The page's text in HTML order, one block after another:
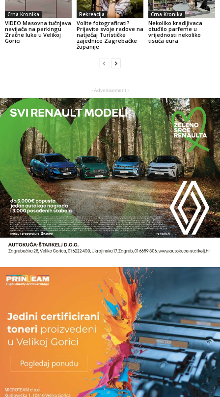
Crna Kronika
VIDEO Masovna tučnjava
navijača na parkingu
Zračne luke u Velikoj
Gorici
Rekreacija
Volite fotografirati?
Prijavite svoje radove na
natječaj Turističke
zajednice Zagrebačke
županije
Crna Kronika
Nekoliko kradljivaca
otuđilo parfeme u
vrijednosti nekoliko
tisuća eura
- Advertisement -